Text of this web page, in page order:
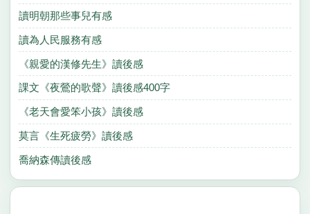
讀明朝那些事兒有感
讀為人民服務有感
《親愛的漢修先生》讀後感
課文《夜鶯的歌聲》讀後感400字
《老天會愛笨小孩》讀後感
莫言《生死疲勞》讀後感
喬納森傳讀後感